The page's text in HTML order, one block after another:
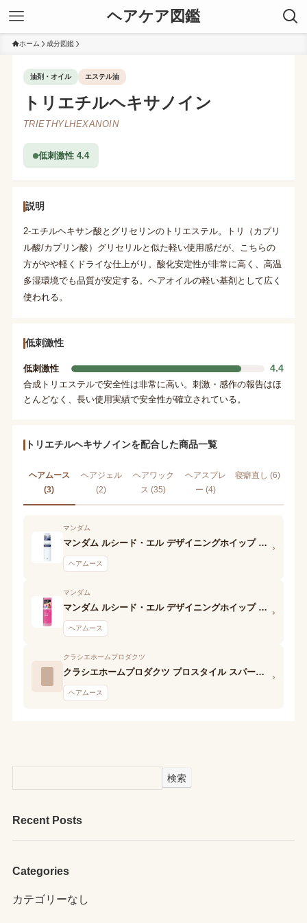
ヘアケア図鑑
ホーム 成分図鑑
油剤・オイル エステル油
トリエチルヘキサノイン
TRIETHYLHEXANOIN
低刺激性 4.4
説明
2-エチルヘキサン酸とグリセリンのトリエステル。トリ（カプリ
ル酸/カプリン酸）グリセリルと似た軽い使用感だが、こちらの
方がやや軽くドライな仕上がり。酸化安定性が非常に高く、高温
多湿環境でも品質が安定する。ヘアオイルの軽い基剤として広く
使われる。
低刺激性
低刺激性 4.4
合成トリエステルで安全性は非常に高い。刺激・感作の報告はほ
とんどなく、長い使用実績で安全性が確立されている。
トリエチルヘキサノインを配合した商品一覧
ヘアムース
(3)
ヘアジェル
(2)
ヘアワック
ス (35)
ヘアスプレ
ー (4)
寝癖直し (6)
マンダム
マンダム ルシード・エル デザイニングホイップ ビューティウェーブフォーム
ヘアムース
›
マンダム
マンダム ルシード・エル デザイニングホイップ スプリングカールフォーム
ヘアムース
›
クラシエホームプロダクツ
クラシエホームプロダクツ プロスタイル スパークリングクリーミィホイップ(ソフトエアリー)
ヘアムース
›
検索
Recent Posts
Categories
カテゴリーなし